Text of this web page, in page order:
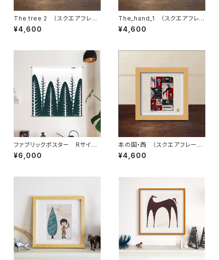
The tree 2 （スクエアフレー
ム付・サイン入り）
¥4,600
The_hand_1 （スクエアフレ
ーム付・サイン入り）
¥4,600
ファブリックポスター Rサイ
ズ ”冬の林” （730×730m
m）
¥6,000
本の国・西 （スクエアフレーム
付・裏面サイン入り）
¥4,600